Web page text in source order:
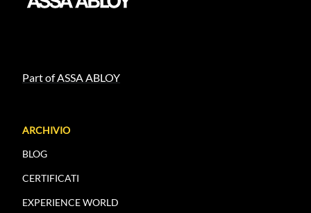
Part of ASSA ABLOY
ARCHIVIO
BLOG
CERTIFICATI
EXPERIENCE WORLD